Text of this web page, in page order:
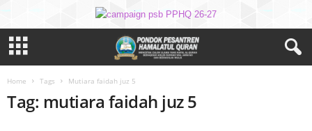
Home Tags Mutiara faidah juz 5
Tag: mutiara faidah juz 5